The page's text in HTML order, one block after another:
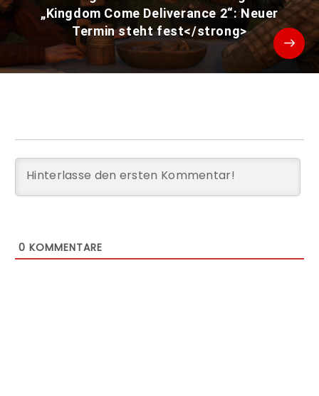
„Kingdom Come Deliverance 2“: Neuer
Termin steht fest</strong>
0 KOMMENTARE